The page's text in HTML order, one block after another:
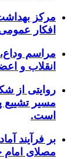
مرکز
افکار
مراسم
انقلاب و
روایتی از
مسیر تشییع
است.
بر فرآیند
مصلای امام